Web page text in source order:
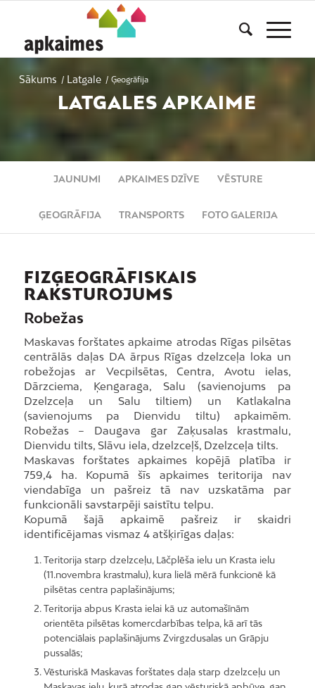
Sākums / Latgale / Ģeogrāfija
LATGALES APKAIME
JAUNUMI APKAIMES DZĪVE VĒSTURE
ĢEOGRĀFIJA TRANSPORTS FOTO GALERIJA
FIZĢEOGRĀFISKAIS
RAKSTUROJUMS
Robežas
Maskavas forštates apkaime atrodas Rīgas pilsētas
centrālās daļas DA ārpus Rīgas dzelzceļa loka un
robežojas ar Vecpilsētas, Centra, Avotu ielas,
Dārzciema, Ķengaraga, Salu (savienojums pa
Dzelzceļa un Salu tiltiem) un Katlakalna
(savienojums pa Dienvidu tiltu) apkaimēm.
Robežas – Daugava gar Zaķusalas krastmalu,
Dienvidu tilts, Slāvu iela, dzelzceļš, Dzelzceļa tilts.
Maskavas forštates apkaimes kopējā platība ir
759,4 ha. Kopumā šīs apkaimes teritorija nav
viendabīga un pašreiz tā nav uzskatāma par
funkcionāli savstarpēji saistītu telpu.
Kopumā šajā apkaimē pašreiz ir skaidri
identificējamas vismaz 4 atšķirīgas daļas:
Teritorija starp dzelzceļu, Lāčplēša ielu un Krasta ielu
(11.novembra krastmalu), kura lielā mērā funkcionē kā
pilsētas centra paplašinājums;
Teritorija abpus Krasta ielai kā uz automašīnām
orientēta pilsētas komercdarbības telpa, kā arī tās
potenciālais paplašinājums Zvirgzdusalas un Grāpju
pussalās;
Vēsturiskā Maskavas forštates daļa starp dzelzceļu un